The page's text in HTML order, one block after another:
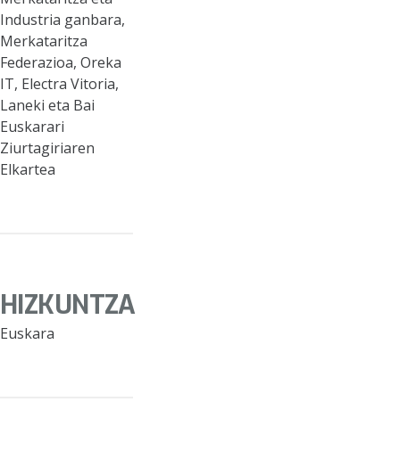
Industria ganbara,
Merkataritza
Federazioa, Oreka
IT, Electra Vitoria,
Laneki eta Bai
Euskarari
Ziurtagiriaren
Elkartea
HIZKUNTZA
Euskara